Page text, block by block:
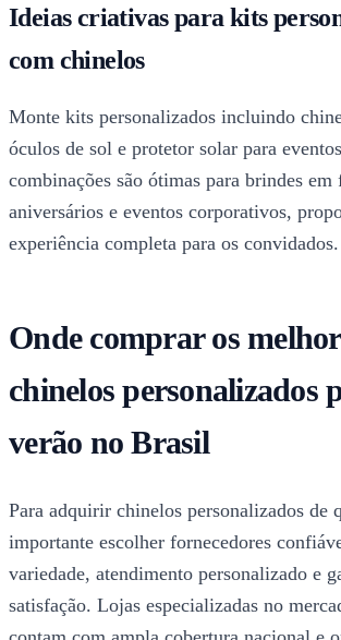
Ideias criativas para kits
com chinelos
Monte kits personalizados incluindo
óculos de sol e protetor solar para
combinações são ótimas para brindes em
aniversários e eventos corporativos,
experiência completa para os convidados.
Onde comprar os
chinelos personalizados
verão no Brasil
Para adquirir chinelos personalizados de
importante escolher fornecedores
variedade, atendimento personalizado e
satisfação. Lojas especializadas no